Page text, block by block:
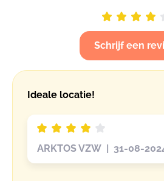
Schrijf een
Ideale locatie!
ARKTOS VZW | 31-08-